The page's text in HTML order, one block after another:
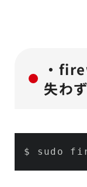
・
失わ
$ sudo